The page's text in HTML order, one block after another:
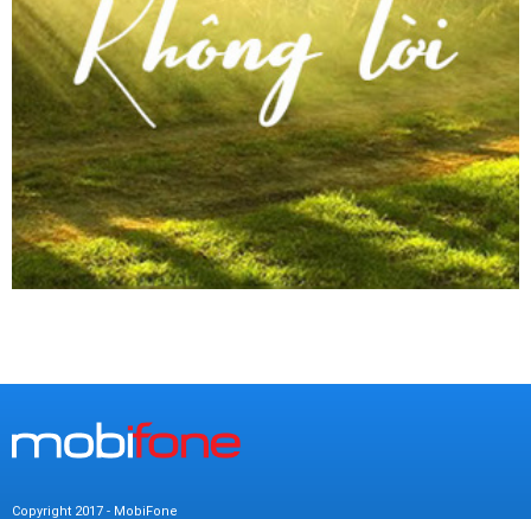
Copyright 2017 - MobiFone